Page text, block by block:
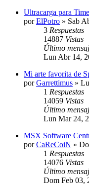
Ultracarga para
porElPotro » Sab
3 Respuestas
14887 Vistas
Último
Lun Abr 14,
Mi arte favorita de
porGarrettimus »
1 Respuestas
14059 Vistas
Último
Lun Mar 24,
MSX Software
porCaReCoiN »
1 Respuestas
14076 Vistas
Último
Dom Feb 03,